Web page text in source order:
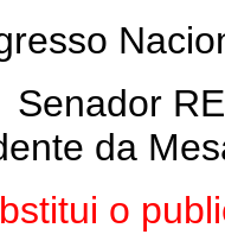
Senador
da
o